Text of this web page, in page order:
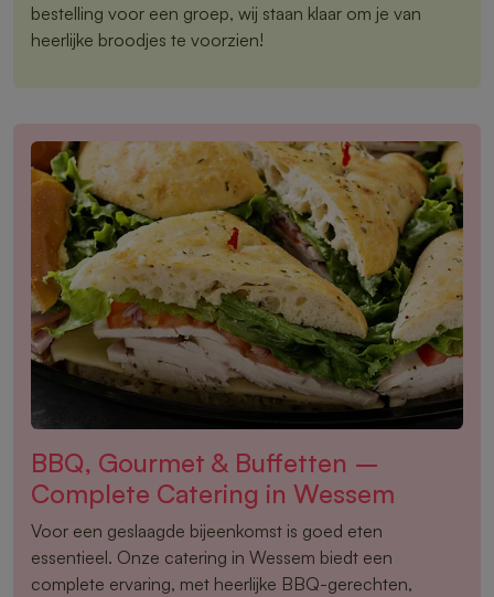
bestelling voor een groep, wij staan klaar om je van
heerlijke broodjes te voorzien!
BBQ, Gourmet & Buffetten –
Complete Catering in Wessem
Voor een geslaagde bijeenkomst is goed eten
essentieel. Onze catering in Wessem biedt een
complete ervaring, met heerlijke BBQ-gerechten,